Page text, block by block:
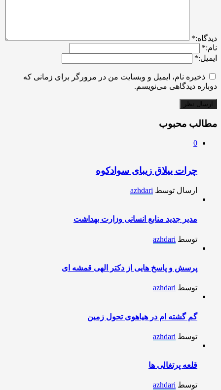
ديدگاه:*
نام:*
ایمیل:*
ذخیره نام، ایمیل و وبسایت من در مرورگر برای زمانی که
دوباره دیدگاهی می‌نویسم.
مطالب محبوب
0
چرات ییلاق زیبای سوادکوه
ارسال توسط azhdari
مدیر جدید منابع انسانی وزارت بهداشت
توسط azhdari
پرسش و پاسخ هایی از دکتر الهی قمشه ای
توسط azhdari
گم گشته ام در هیاهوی تحول زمین
توسط azhdari
قلعه پرتغالی ها
توسط azhdari